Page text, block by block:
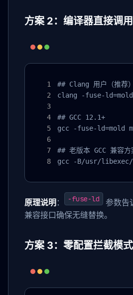
方案 2：编译器直接调用
## Clang 用户（推荐）
clang -fuse-
## GCC 12.1+
gcc -fuse-ld=mold
## 老版本 GCC 兼容方
gcc -B/usr/libexec/
原理说明 ： -fuse-ld
参数告
兼容接口确保无缝替换。
方案 3：零配置拦截模式